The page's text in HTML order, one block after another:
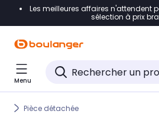
Accéder directement à la
Accéder directement au pied de
Accéder directement au chatbot
Les meilleures affaires n'attendent
sélection à prix
Menu
Pièce détachée